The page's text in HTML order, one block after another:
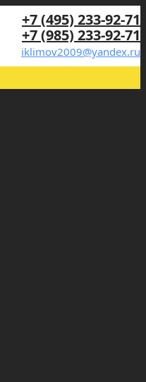
+7 (495) 233-92-71
+7 (985) 233-92-71
iklimov2009@yandex.ru